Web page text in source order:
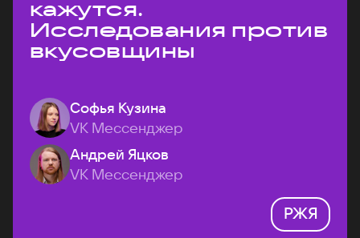
кажутся.
Исследования против
вкусовщины
Софья Кузина
VK Мессенджер
Андрей Яцков
VK Мессенджер
РЖЯ